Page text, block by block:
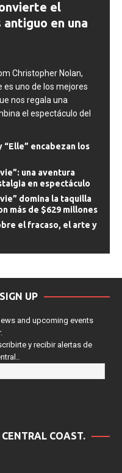
el
en una
Christopher Nolan,
uno de los mejores
nos regala una
el espectáculo del
encabezan los
una aventura
en espectáculo
domina la taquilla
más de $629 millones
el fracaso, el arte y
UP
and upcoming events
y recibir alertas de